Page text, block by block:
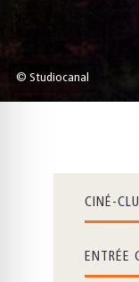
© Studiocanal
CINÉ-
ENTRÉE